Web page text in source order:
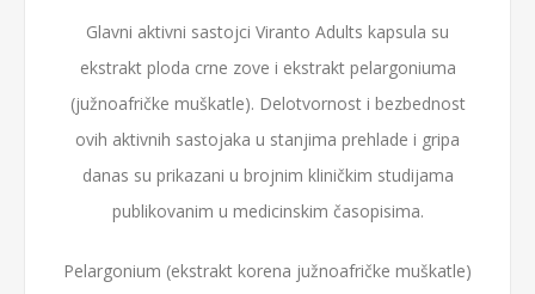
Glavni aktivni sastojci Viranto Adults kapsula su
ekstrakt ploda crne zove i ekstrakt pelargoniuma
(južnoafričke muškatle). Delotvornost i bezbednost
ovih aktivnih sastojaka u stanjima prehlade i gripa
danas su prikazani u brojnim kliničkim studijama
publikovanim u medicinskim časopisima.
Pelargonium (ekstrakt korena južnoafričke muškatle)